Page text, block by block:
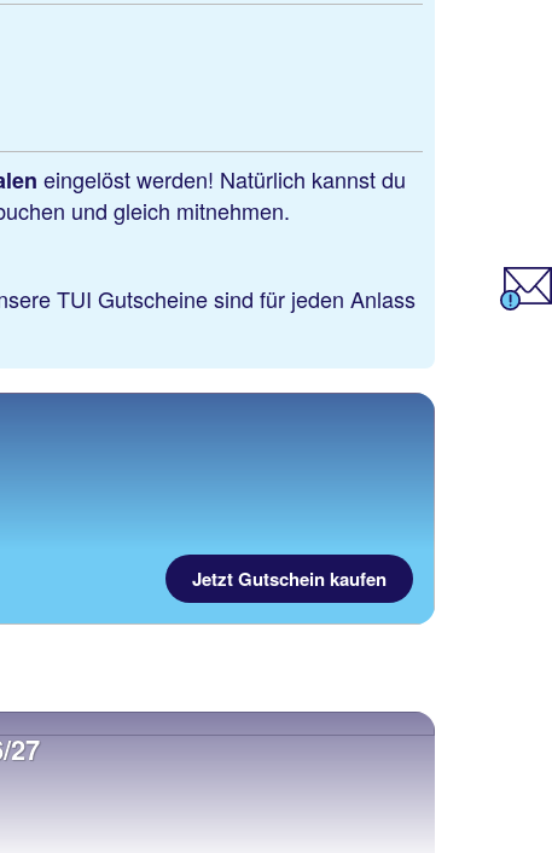
eingelöst werden! Natürlich kannst du
und gleich mitnehmen.
TUI Gutscheine sind für jeden Anlass
Jetzt Gutschein kaufen
27